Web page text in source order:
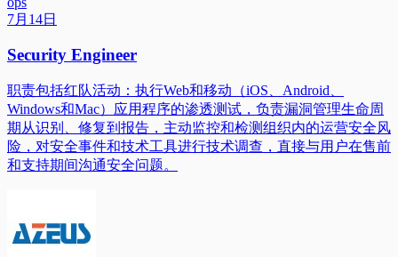
7月14日
Security Engineer
职责包括红队活动：执行Web和移动（iOS、Android、
Windows和Mac）应用程序的渗透测试，负责漏洞管理生命周
期从识别、修复到报告，主动监控和检测组织内的运营安全风
险，对安全事件和技术工具进行技术调查，直接与用户在售前
和支持期间沟通安全问题。